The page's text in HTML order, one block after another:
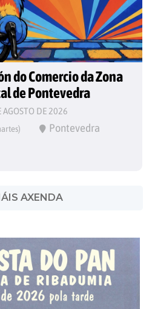
do Comercio da Zona
de Pontevedra
DE 2026
Pontevedra
AXENDA